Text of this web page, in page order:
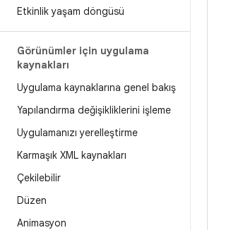
Etkinlik yaşam döngüsü
Görünümler için uygulama
kaynakları
Uygulama kaynaklarına genel bakış
Yapılandırma değişikliklerini işleme
Uygulamanızı yerelleştirme
Karmaşık XML kaynakları
Çekilebilir
Düzen
Animasyon